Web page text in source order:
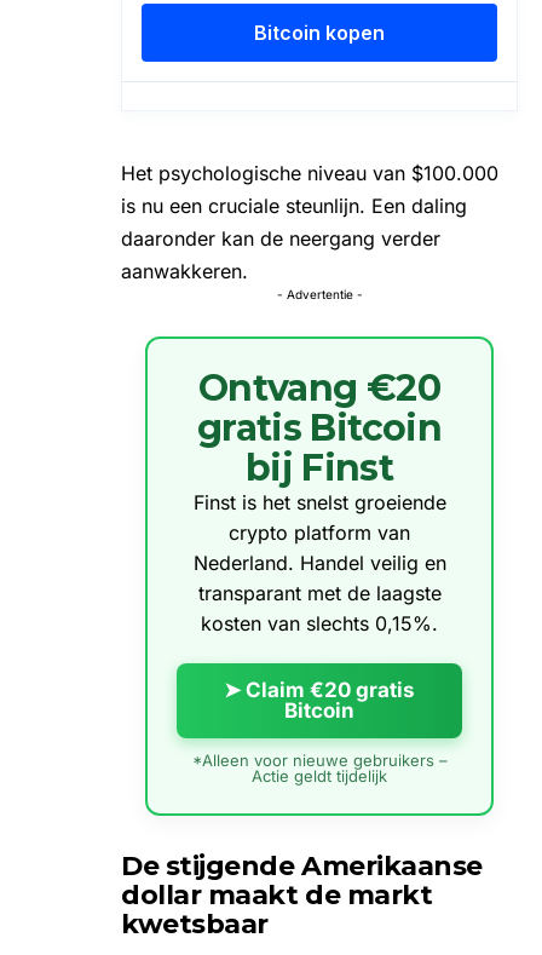
Het psychologische niveau van $100.000
is nu een cruciale steunlijn. Een daling
daaronder kan de neergang verder
aanwakkeren.
- Advertentie -
Ontvang €20
gratis Bitcoin
bij Finst
Finst is het snelst groeiende
crypto platform van
Nederland. Handel veilig en
transparant met de laagste
kosten van slechts 0,15%.
➤ Claim €20 gratis
Bitcoin
*Alleen voor nieuwe gebruikers –
Actie geldt tijdelijk
De stijgende Amerikaanse
dollar maakt de markt
kwetsbaar